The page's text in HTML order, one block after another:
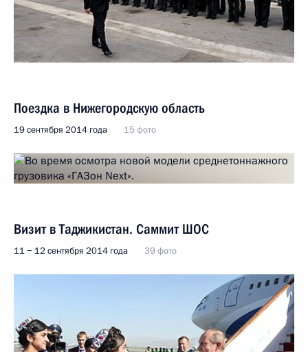
Поездка в Нижегородскую область
19 сентября 2014 года 15 фото
Визит в Таджикистан. Саммит ШОС
11 − 12 сентября 2014 года 39 фото